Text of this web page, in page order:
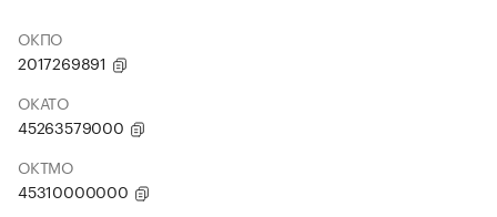
ОКПО
2017269891
ОКАТО
45263579000
ОКТМО
45310000000